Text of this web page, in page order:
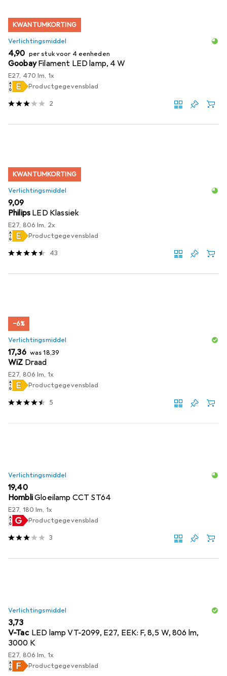
KWANTUMKORTING
Verlichtingsmiddel
EUR
4,90 per stuk voor 4 eenheden
Goobay Filament LED lamp, 4 W
E27, 470 lm, 1x
Productgegevensblad
2
KWANTUMKORTING
Verlichtingsmiddel
EUR
9,09
Philips LED Klassiek
E27, 806 lm, 2x
Productgegevensblad
43
−6%
Verlichtingsmiddel
EUR
17,36 wasEUR
18,39
WiZ Draad
E27, 806 lm, 1x
Productgegevensblad
5
Verlichtingsmiddel
EUR
19,40
HombliGloeilamp CCT ST64
E27, 180 lm, 1x
Productgegevensblad
3
Verlichtingsmiddel
EUR
3,73
V-Tac LED lamp VT-2099, E27, EEK: F, 8,5 W, 806 lm,
3000 K
E27, 806 lm, 1x
Productgegevensblad